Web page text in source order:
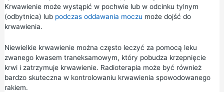
Krwawienie może wystąpić w pochwie lub w odcinku tylnym
(odbytnica) lub podczas oddawania moczu może dojść do
krwawienia.
Niewielkie krwawienie można często leczyć za pomocą leku
zwanego kwasem traneksamowym, który pobudza krzepnięcie
krwi i zatrzymuje krwawienie. Radioterapia może być również
bardzo skuteczna w kontrolowaniu krwawienia spowodowanego
rakiem.